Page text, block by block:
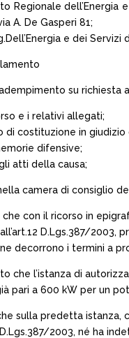
Regionale
A. De Gasperi 81;
e dei
su richiesta
e i relativi allegati;
di costituzione in giudizio
difensive;
atti della causa;
camera di consiglio
che con il ricorso in
D.Lgs.387/2003,
decorrono i termini a
che l’istanza di
pari a 600 kW per un
sulla predetta istanza,
D.Lgs.387/2003, né ha